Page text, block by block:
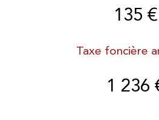
135 €
Taxe foncière
1 236